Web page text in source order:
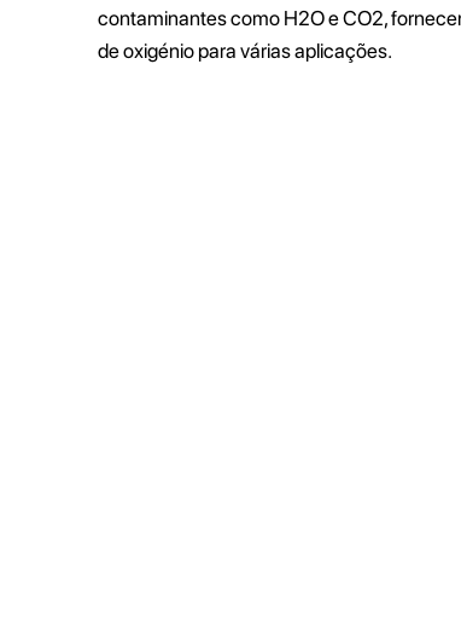
contaminantes como H2O e CO2,
de oxigénio para várias aplicações.